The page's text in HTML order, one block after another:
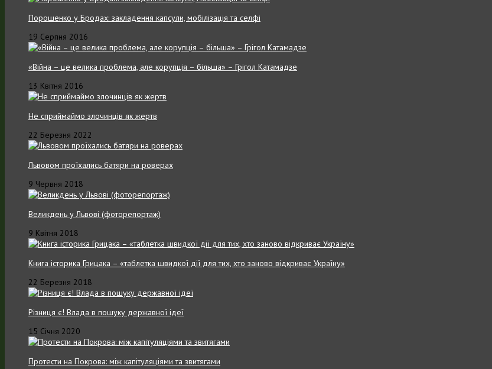
Порошенко у Бродах: закладення капсули, мобілізація та селфі
19 Серпня 2016
«Війна – це велика проблема, але корупція – більша» – Грігол Катамадзе
13 Квітня 2016
Не сприймаймо злочинців як жертв
22 Березня 2022
Львовом проїхались батяри на роверах
9 Червня 2018
Великдень у Львові (фоторепортаж)
9 Квітня 2018
Книга історика Грицака – «таблетка швидкої дії для тих, хто заново відкриває Україну»
22 Березня 2018
Різниця є! Влада в пошуку державної ідеї
15 Січня 2020
Протести на Покрова: між капітуляціями та звитягами